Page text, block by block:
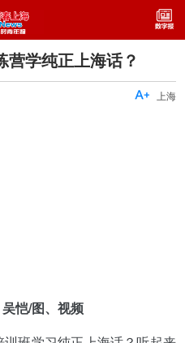
营学纯正上海话？
上海

恺/图、视频